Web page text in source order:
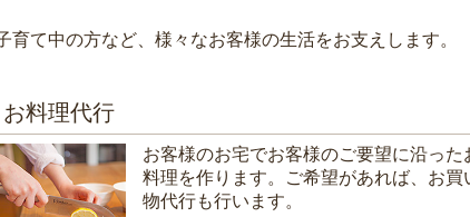
育て中の方など、様々なお客様の生活をお支えします。
お料理代行
お客様のお宅でお客様のご要望に沿った
料理を作ります。ご希望があれば、お買
物代行も行います。